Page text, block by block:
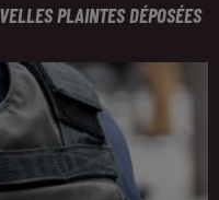
PLAINTES DÉPOSÉES